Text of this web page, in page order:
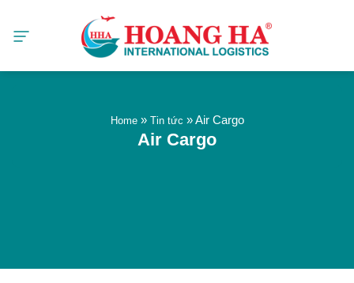
Home» Tin tức »Air Cargo
Air Cargo